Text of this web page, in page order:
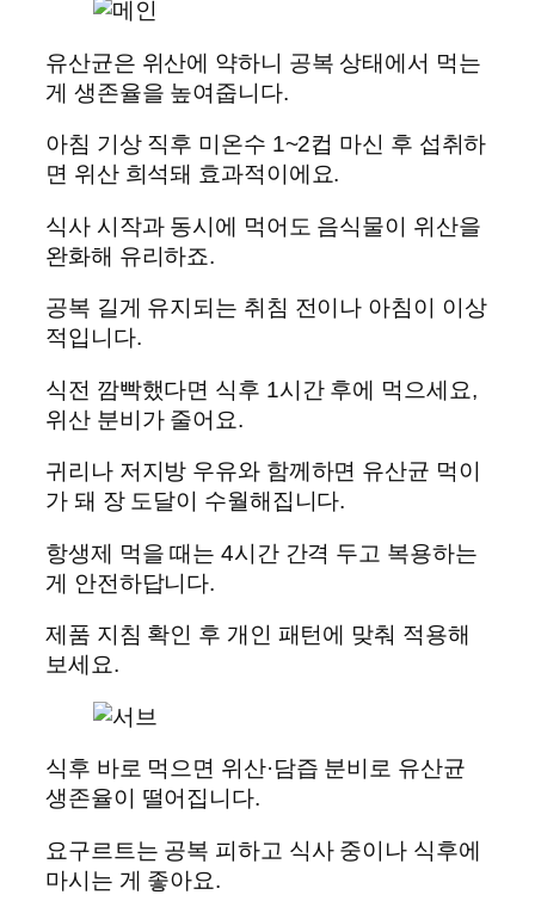
유산균은 위산에 약하니 공복 상태에서 먹는
게 생존율을 높여줍니다.
아침 기상 직후 미온수 1~2컵 마신 후 섭취하
면 위산 희석돼 효과적이에요.
식사 시작과 동시에 먹어도 음식물이 위산을
완화해 유리하죠.
공복 길게 유지되는 취침 전이나 아침이 이상
적입니다.
식전 깜빡했다면 식후 1시간 후에 먹으세요,
위산 분비가 줄어요.
귀리나 저지방 우유와 함께하면 유산균 먹이
가 돼 장 도달이 수월해집니다.
항생제 먹을 때는 4시간 간격 두고 복용하는
게 안전하답니다.
제품 지침 확인 후 개인 패턴에 맞춰 적용해
보세요.
식후 바로 먹으면 위산·담즙 분비로 유산균
생존율이 떨어집니다.
요구르트는 공복 피하고 식사 중이나 식후에
마시는 게 좋아요.